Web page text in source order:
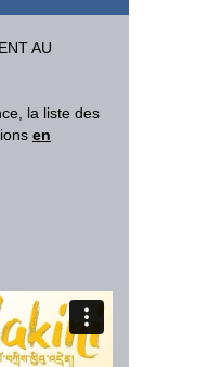
AU
la liste des
en